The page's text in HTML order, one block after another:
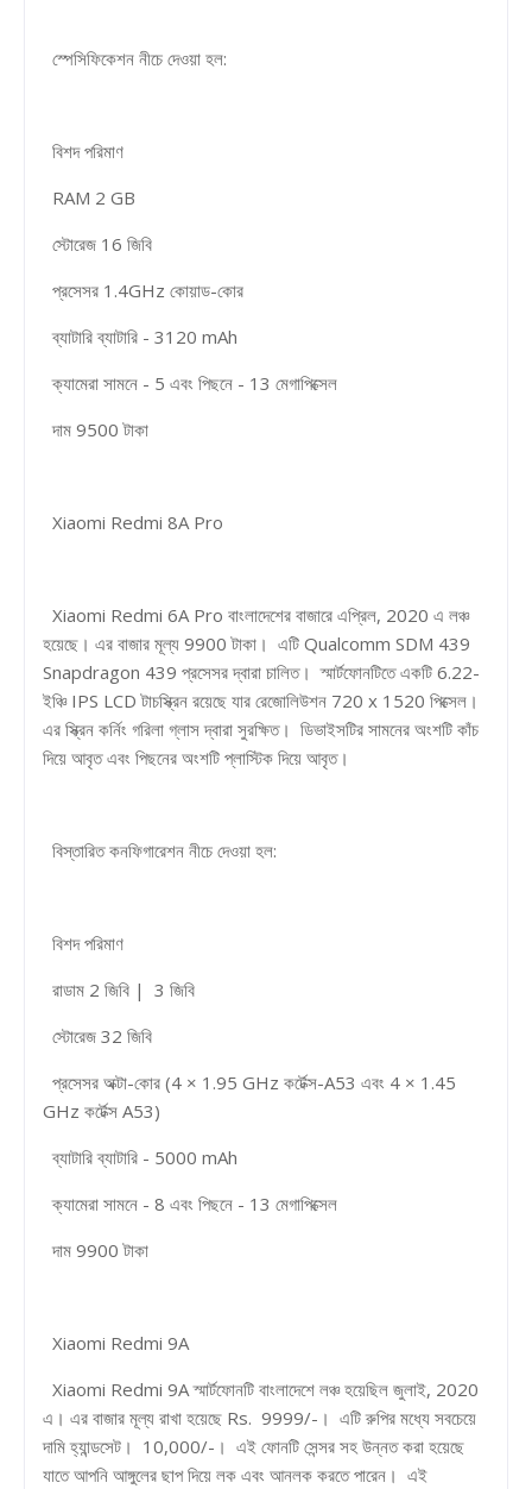
স্পেসিফিকেশন নীচে দেওয়া হল:
বিশদ পরিমাণ
RAM 2 GB
স্টোরেজ 16 জিবি
প্রসেসর 1.4GHz কোয়াড-কোর
ব্যাটারি ব্যাটারি - 3120 mAh
ক্যামেরা সামনে - 5 এবং পিছনে - 13 মেগাপিক্সেল
দাম 9500 টাকা
Xiaomi Redmi 8A Pro
Xiaomi Redmi 6A Pro বাংলাদেশের বাজারে এপ্রিল, 2020 এ লঞ্চ
হয়েছে। এর বাজার মূল্য 9900 টাকা। এটি Qualcomm SDM 439
Snapdragon 439 প্রসেসর দ্বারা চালিত। স্মার্টফোনটিতে একটি 6.22-
ইঞ্চি IPS LCD টাচস্ক্রিন রয়েছে যার রেজোলিউশন 720 x 1520 পিক্সেল।
এর স্ক্রিন কর্নিং গরিলা গ্লাস দ্বারা সুরক্ষিত। ডিভাইসটির সামনের অংশটি কাঁচ
দিয়ে আবৃত এবং পিছনের অংশটি প্লাস্টিক দিয়ে আবৃত।
বিস্তারিত কনফিগারেশন নীচে দেওয়া হল:
বিশদ পরিমাণ
রাডাম 2 জিবি | 3 জিবি
স্টোরেজ 32 জিবি
প্রসেসর অক্টা-কোর (4 × 1.95 GHz কর্টেক্স-A53 এবং 4 × 1.45
GHz কর্টেক্স A53)
ব্যাটারি ব্যাটারি - 5000 mAh
ক্যামেরা সামনে - 8 এবং পিছনে - 13 মেগাপিক্সেল
দাম 9900 টাকা
Xiaomi Redmi 9A
Xiaomi Redmi 9A স্মার্টফোনটি বাংলাদেশে লঞ্চ হয়েছিল জুলাই, 2020
এ। এর বাজার মূল্য রাখা হয়েছে Rs. 9999/-। এটি রুপির মধ্যে সবচেয়ে
দামি হ্যান্ডসেট। 10,000/-। এই ফোনটি সেন্সর সহ উন্নত করা হয়েছে
যাতে আপনি আঙ্গুলের ছাপ দিয়ে লক এবং আনলক করতে পারেন। এই